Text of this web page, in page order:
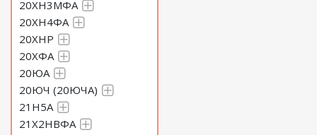
20ХН3МФА
20ХН4ФА
20ХНР
20ХФА
20ЮА
20ЮЧ (20ЮЧА)
21Н5А
21Х2НВФА